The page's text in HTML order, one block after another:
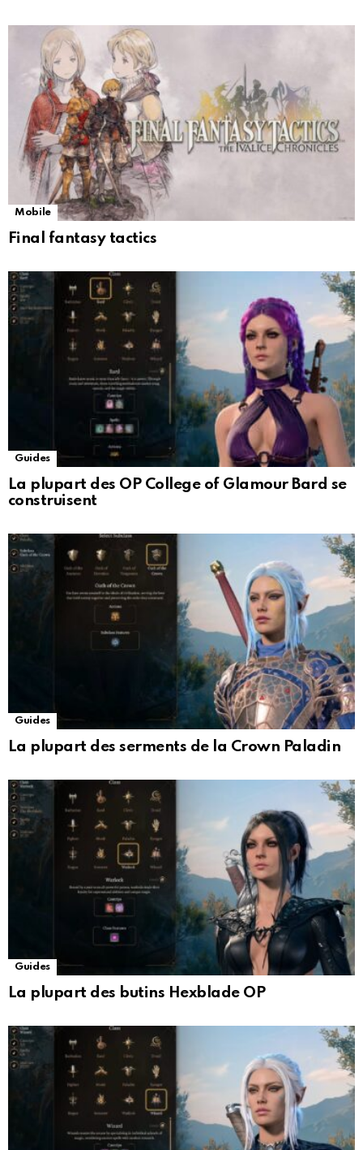
Mobile
Final fantasy tactics
Guides
La plupart des OP College of Glamour Bard se
construisent
Guides
La plupart des serments de la Crown Paladin
Guides
La plupart des butins Hexblade OP